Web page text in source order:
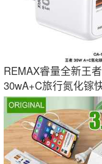
REMAX睿量全新王
30wA+C旅行氮化镓
配器 中/欧/英规